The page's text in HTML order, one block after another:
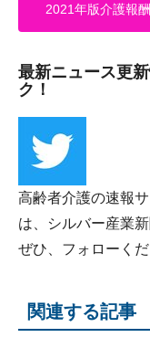
2021年版介護報
最新ニュース更
ク！
高齢者介護の速報
は、シルバー産業
ぜひ、フォローくだ
関連する記事